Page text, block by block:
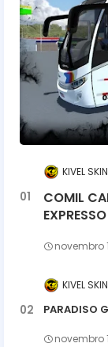
KIVEL
COMIL
novembro
KIVEL
PARADISO
novembro